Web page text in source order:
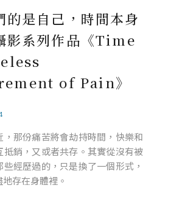
的是自己，時間本身
影系列作品《Time
of Pain》
，那份痛苦將會劫持時間，快樂和
抵銷，又或者共存。其實從沒有被
經歷過的，只是換了一個形式，
存在身體裡。